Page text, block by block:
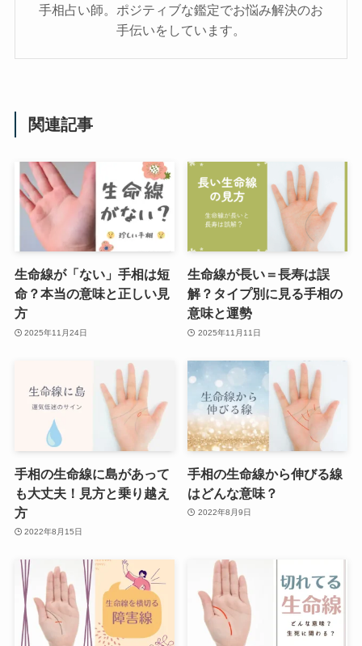
手相占い師。ポジティブな鑑定でお悩み解決のお
手伝いをしています。
関連記事
生命線が「ない」手相は短
命？本当の意味と正しい見
方
2025年11月24日
生命線が長い＝長寿は誤
解？タイプ別に見る手相の
意味と運勢
2025年11月11日
手相の生命線に島があって
も大丈夫！見方と乗り越え
方
2022年8月15日
手相の生命線から伸びる線
はどんな意味？
2022年8月9日